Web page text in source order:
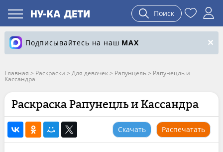
Поиск
Подписывайтесь на наш MAX
Главная > Раскраски > Для девочек> Рапунцель> Рапунецль и
Кассандра
Раскраска Рапунецль и Кассандра
Скачать Распечатать